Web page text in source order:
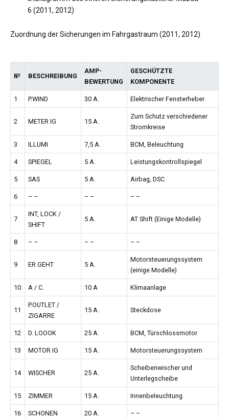
Zuordnung der Sicherungen im Fahrgastraum (2011, 2012)
№ BESCHREIBUNG
AMP-
BEWERTUNG
GESCHÜTZTE
KOMPONENTE
1 P.WIND 30 A. Elektrischer Fensterheber
2 METER IG 15 A.
Zum Schutz verschiedener
Stromkreise
3 ILLUMI 7,5 A. BCM, Beleuchtung
4 SPIEGEL 5 A. Leistungskontrollspiegel
5 SAS 5 A. Airbag, DSC
6 – – – – – –
7
INT, LOCK /
SHIFT
5 A. AT Shift (Einige Modelle)
8 – – – – – –
9 ER GEHT 5 A.
Motorsteuerungssystem
(einige Modelle)
10 A / C. 10 A Klimaanlage
11
P.OUTLET /
ZIGARRE
15 A. Steckdose
12 D. LOOOK 25 A. BCM, Türschlossmotor
13 MOTOR IG 15 A. Motorsteuerungssystem
14 WISCHER 25 A.
Scheibenwischer und
Unterlegscheibe
15 ZIMMER 15 A. Innenbeleuchtung
16 SCHONEN 20 A. – –